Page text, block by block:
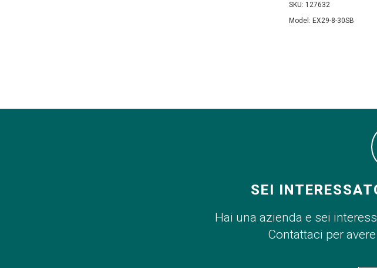
SKU: 127632
Model: EX29-8-30SB
SEI
Hai una azienda e sei
Contattaci per